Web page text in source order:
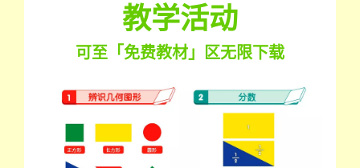
教学活动
可至「免费教材」区无限下载